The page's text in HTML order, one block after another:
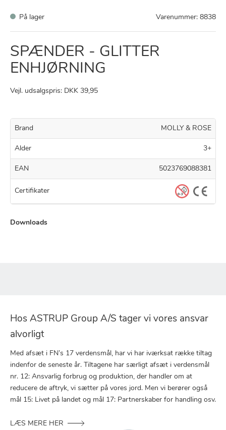
På lager Varenummer: 8838
SPÆNDER - GLITTER
ENHJØRNING
Vejl. udsalgspris: DKK 39,95
Brand MOLLY & ROSE
Alder 3+
EAN 5023769088381
Certifikater
Downloads
Hos ASTRUP Group A/S tager vi vores ansvar
alvorligt
Med afsæt i FN’s 17 verdensmål, har vi har iværksat række tiltag
indenfor de seneste år. Tiltagene har særligt afsæt i verdensmål
nr. 12: Ansvarlig forbrug og produktion, der handler om at
reducere de aftryk, vi sætter på vores jord. Men vi berører også
mål 15: Livet på landet og mål 17: Partnerskaber for handling osv.
LÆS MERE HER